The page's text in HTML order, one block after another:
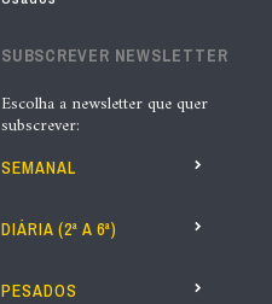
SUBSCREVER NEWSLETTER
Escolha a newsletter que quer
subscrever:
SEMANAL
DIÁRIA (2ª A 6ª)
PESADOS